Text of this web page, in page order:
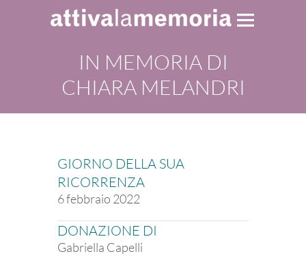
IN MEMORIA DI
CHIARA MELANDRI
GIORNO DELLA SUA
RICORRENZA
6 febbraio 2022
DONAZIONE DI
Gabriella Capelli